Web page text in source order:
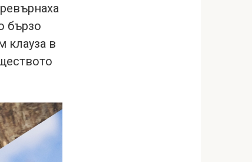
бързо
клауза в